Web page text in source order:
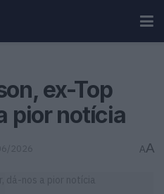
ex-Top
pior notícia
2026 AA